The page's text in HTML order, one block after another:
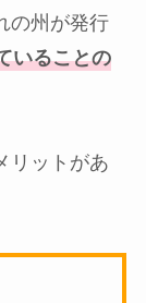
の州が発行
いることの
リットがあ